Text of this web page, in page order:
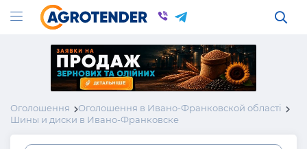
Оголошення
Оголошення в Ивано-Франковской області
Шины и диски в Ивано-Франковске